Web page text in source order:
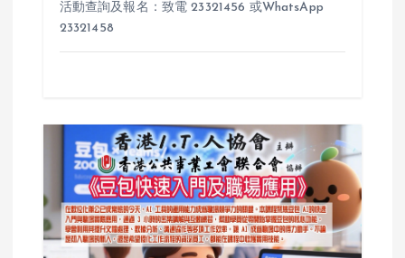
活動查詢及報名：致電 23321456 或WhatsApp
23321458